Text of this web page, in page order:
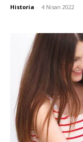
Historia - 4 Nisan 2022